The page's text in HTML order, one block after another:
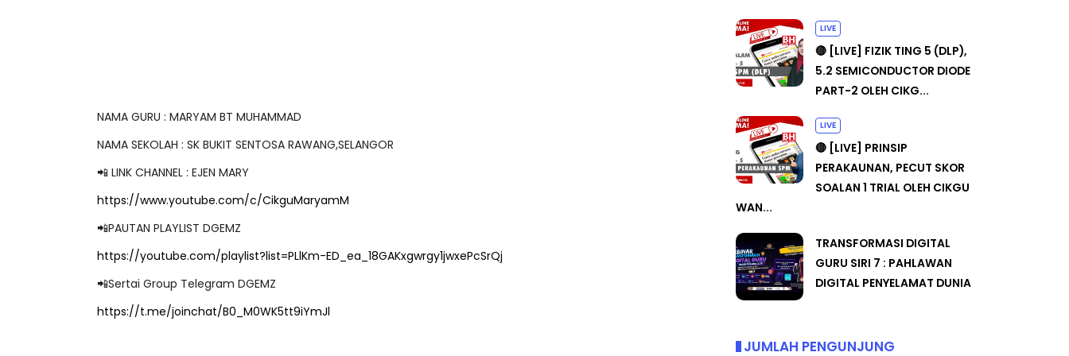
NAMA GURU : MARYAM BT MUHAMMAD
NAMA SEKOLAH : SK BUKIT SENTOSA RAWANG,SELANGOR
📲 LINK CHANNEL : EJEN MARY
https://www.youtube.com/c/CikguMaryamM
📲PAUTAN PLAYLIST DGEMZ
https://youtube.com/playlist?list=PLlKm-ED_ea_18GAKxgwrgy1jwxePcSrQj
📲Sertai Group Telegram DGEMZ
https://t.me/joinchat/B0_M0WK5tt9iYmJl
LIVE
🔴 [LIVE] FIZIK TING 5 (DLP),
5.2 SEMICONDUCTOR DIODE
PART-2 OLEH CIKG...
LIVE
🔴 [LIVE] PRINSIP
PERAKAUNAN, PECUT SKOR
SOALAN 1 TRIAL OLEH CIKGU
WAN...
TRANSFORMASI DIGITAL
GURU SIRI 7 : PAHLAWAN
DIGITAL PENYELAMAT DUNIA
JUMLAH PENGUNJUNG